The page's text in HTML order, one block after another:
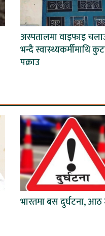
अस्पतालमा वाइफाइ
भन्दै स्वास्थ्यकर्मीमाथि
पक्राउ
भारतमा बस दुर्घटना,